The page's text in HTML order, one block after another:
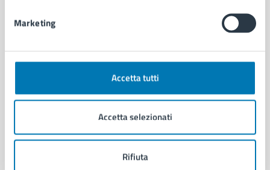
Marketing
Accetta tutti
Accetta selezionati
Rifiuta
AMMINISTRAZIONE
Organi di governo
Enti e fondazioni
Personale amministrativo
Intranet, posta aziendale e protocollo